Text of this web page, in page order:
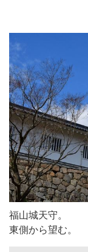
福山城天守。
東側から望む。